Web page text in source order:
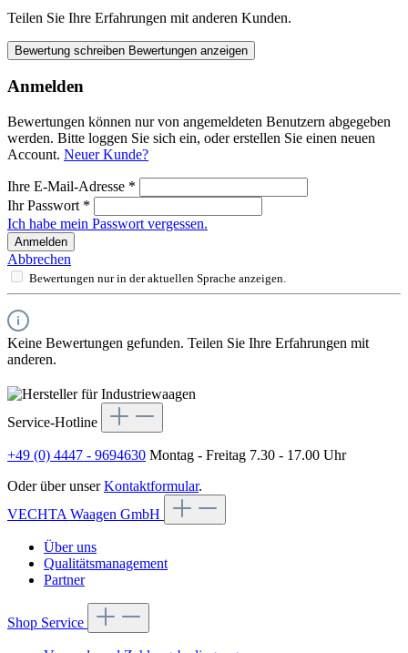
Teilen Sie Ihre Erfahrungen mit anderen Kunden.
Bewertung schreiben Bewertungen anzeigen
Anmelden
Bewertungen können nur von angemeldeten Benutzern abgegeben
werden. Bitte loggen Sie sich ein, oder erstellen Sie einen neuen
Account. Neuer Kunde?
Ihre E-Mail-Adresse *
Ihr Passwort *
Ich habe mein Passwort vergessen.
Anmelden
Abbrechen
Bewertungen nur in der aktuellen Sprache anzeigen.
Keine Bewertungen gefunden. Teilen Sie Ihre Erfahrungen mit
anderen.
Service-Hotline
+49 (0) 4447 - 9694630 Montag - Freitag 7.30 - 17.00 Uhr
Oder über unserKontaktformular.
VECHTA Waagen GmbH
Über uns
Qualitätsmanagement
Partner
Shop Service